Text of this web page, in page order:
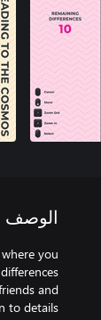
الوصف
you
and
to details!